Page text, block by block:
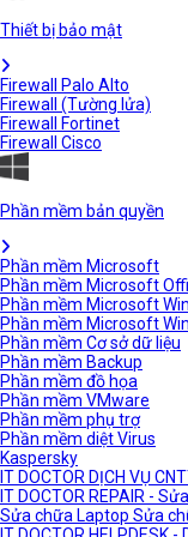
Thiết bị bảo mật
Firewall Palo Alto
Firewall (Tường lửa)
Firewall Fortinet
Firewall Cisco
Phần mềm bản quyền
Phần mềm Microsoft
Phần mềm Microsoft
Phần mềm Microsoft
Phần mềm Microsoft
Phần mềm Cơ sở dữ liệu
Phần mềm Backup
Phần mềm đồ họa
Phần mềm VMware
Phần mềm phụ trợ
Phần mềm diệt Virus
Kaspersky
IT DOCTOR DỊCH VỤ
IT DOCTOR REPAIR -
Sửa chữa Laptop Sửa